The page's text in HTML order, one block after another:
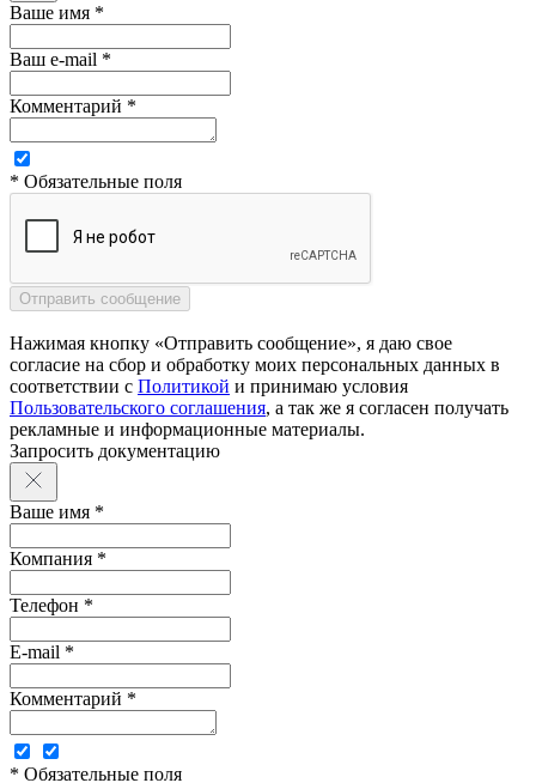
Ваше имя *
Ваш e-mail *
Комментарий *
* Обязательные поля
Нажимая кнопку «Отправить сообщение», я даю свое
согласие на сбор и обработку моих персональных данных в
соответствии с Политикой и принимаю условия
Пользовательского соглашения, а так же я согласен получать
рекламные и информационные материалы.
Запросить документацию
Ваше имя *
Компания *
Телефон *
E-mail *
Комментарий *
* Обязательные поля